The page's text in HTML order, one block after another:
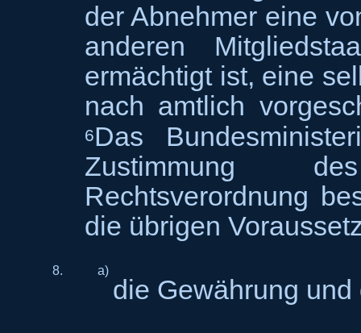
der Abnehmer eine
anderen
ermächtigt ist, eine
nach amtlich
6Das
Zustimmung
Rechtsverordnung
die übrigen
8. a)
die Gewährung